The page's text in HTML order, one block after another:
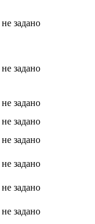
не задано
не задано
не задано
не задано
не задано
не задано
не задано
не задано